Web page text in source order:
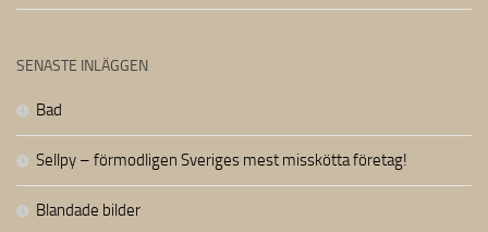
SENASTE INLÄGGEN
Bad
Sellpy – förmodligen Sveriges mest misskötta företag!
Blandade bilder